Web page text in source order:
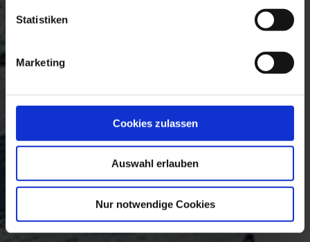
Statistiken
Marketing
Cookies zulassen
Auswahl erlauben
Nur notwendige Cookies